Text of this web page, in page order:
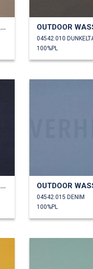
OUTDOOR WASSERDICHT
04542.010
100%PL
OUTDOOR WASSERDICHT
04542.015 DENIM
100%PL